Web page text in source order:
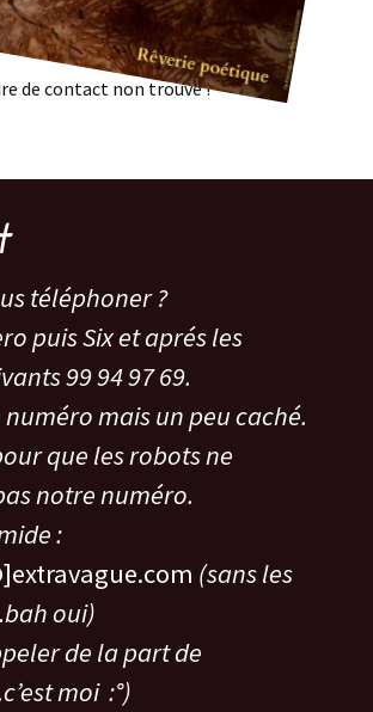
de contact non trouvé !
téléphoner ?
puis Six et aprés les
99 94 97 69.
numéro mais un peu caché.
que les robots ne
notre numéro.
:
(sans les
oui)
de la part de
moi :°)